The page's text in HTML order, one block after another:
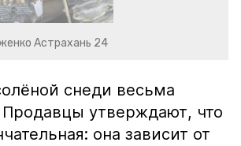
Астрахань 24
снеди весьма
Продавцы утверждают, что
она зависит от